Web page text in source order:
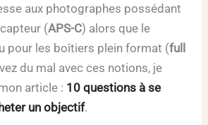
aux photographes possédant
(APS-C) alors que le
pour les boîtiers plein format (full
du mal avec ces notions, je
article : 10 questions à se
un objectif.